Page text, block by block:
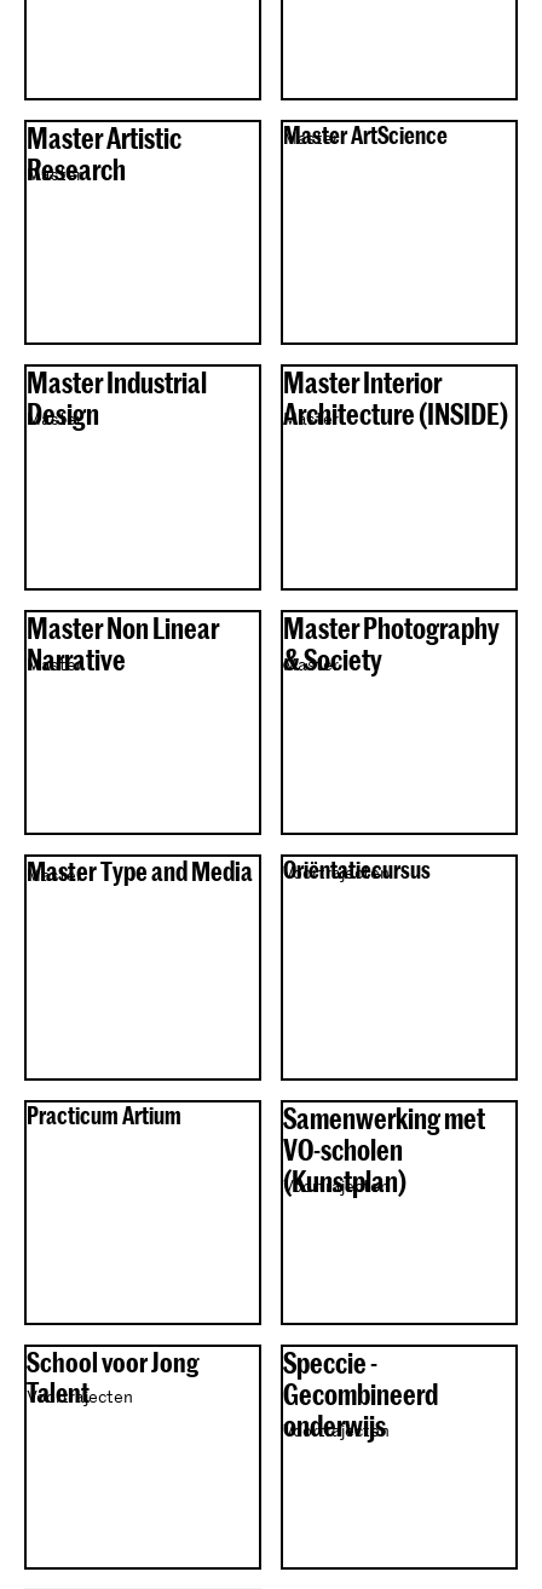
Master Artistic
Research
Master
Master ArtScience
Master
Master Industrial
Design
Master
Master Interior
Architecture (INSIDE)
Master
Master Non Linear
Narrative
Master
Master Photography
& Society
Master
Master Type and Media
Master Oriëntatiecursus
Voortrajecten
Practicum Artium
Samenwerking met
VO-scholen
(Kunstplan)
Voortrajecten
School voor Jong
Talent
Voortrajecten
Speccie -
Gecombineerd
onderwijs
Voortrajecten